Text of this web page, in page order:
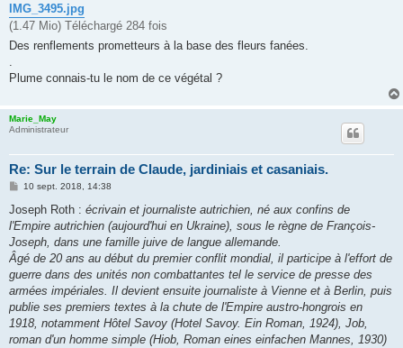
IMG_3495.jpg
(1.47 Mio) Téléchargé 284 fois
Des renflements prometteurs à la base des fleurs fanées.
Plume connais-tu le nom de ce végétal ?
Marie_May
Administrateur
Re: Sur le terrain de Claude, jardiniais et casaniais.
M
s
a
g
10 sept. 2018, 14:38
Joseph Roth : écrivain et journaliste autrichien, né aux confins de
l'Empire autrichien (aujourd'hui en Ukraine), sous le règne de François-
Joseph, dans une famille juive de langue allemande.
Âgé de 20 ans au début du premier conflit mondial, il participe à l'effort de
guerre dans des unités non combattantes tel le service de presse des
armées impériales. Il devient ensuite journaliste à Vienne et à Berlin, puis
publie ses premiers textes à la chute de l'Empire austro-hongrois en
1918, notamment Hôtel Savoy (Hotel Savoy. Ein Roman, 1924), Job,
roman d'un homme simple (Hiob, Roman eines einfachen Mannes, 1930)